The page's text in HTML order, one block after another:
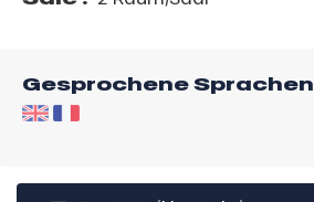
Gesprochene Sprachen